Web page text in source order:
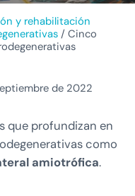
y rehabilitación
/ Cinco
de 2022
que profundizan en
como
amiotrófica.